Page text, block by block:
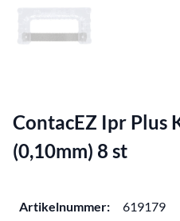
ContacEZ Ipr Plus
(0,10mm) 8 st
Artikelnummer: 619179